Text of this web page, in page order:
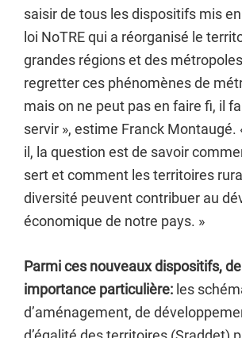
saisir de tous les dispositifs mis
loi NoTRE qui a réorganisé le
grandes régions et des
regretter ces phénomènes de
mais on ne peut pas en faire fi, il
servir », estime Franck Montaugé.
il, la question est de savoir
sert et comment les territoires
diversité peuvent contribuer au
économique de notre pays. »
Parmi ces nouveaux dispositifs,
importance particulière: les
d’aménagement, de